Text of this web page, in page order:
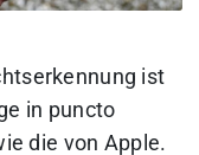
ist
in puncto
die von Apple.